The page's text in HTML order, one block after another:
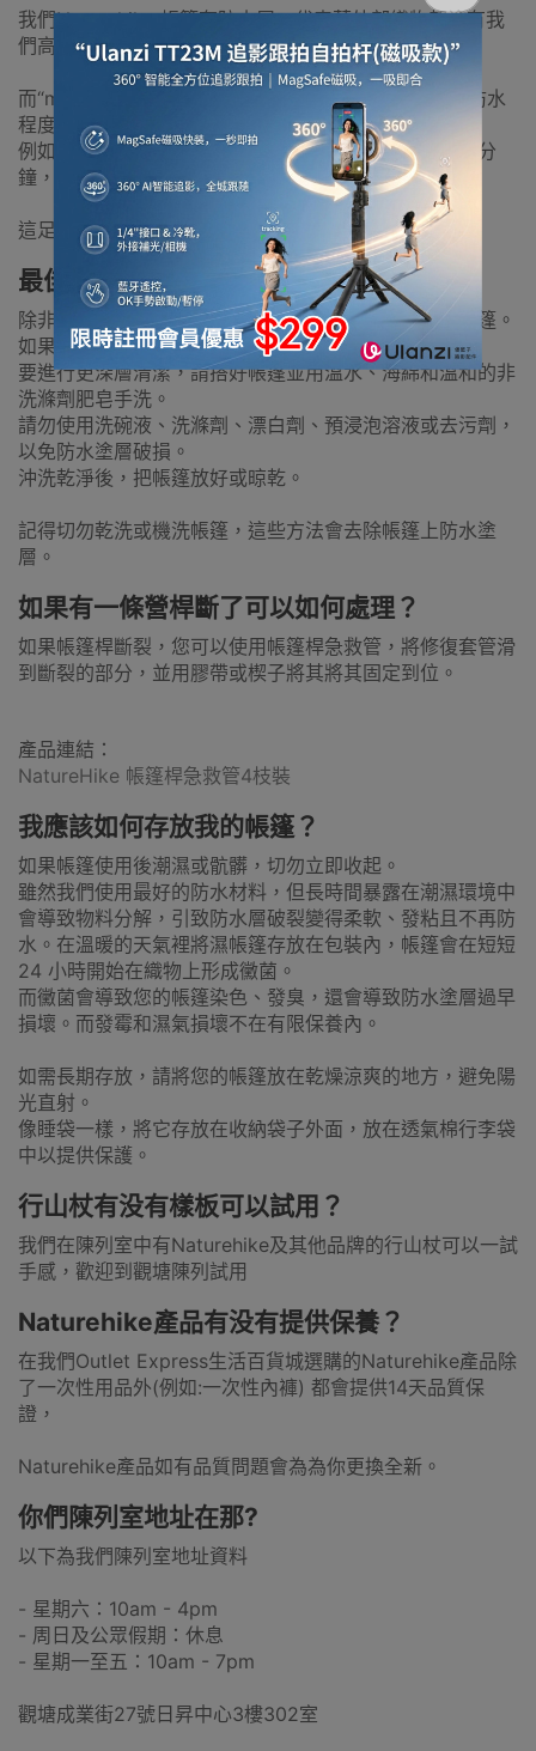
我們Naturehike 帳篷有防水層，代表著外部織物都塗有我
們高品質聚氨酯防水塗層，並且接縫都一樣是防水的。
而“mm”指的是毫米，並與一個數字配對，以表示塗層防水
程度測量值。
例如，1500mm塗層可以承受 1500 毫米的水柱超過一分
鐘，然後有機會有一滴水會穿過織物。
這足以防止雨水在大高中滲入帳篷內。
最佳清潔帳篷的方法是什麼？
除非有難聞的氣味或被嚴重污染，否則無需特別清潔帳篷。
如果嚴重污染，可以用水喉沖走大部分污垢。
要進行更深層清潔，請搭好帳篷並用溫水、海綿和溫和的非
洗滌劑肥皂手洗。
請勿使用洗碗液、洗滌劑、漂白劑、預浸泡溶液或去污劑，
以免防水塗層破損。
沖洗乾淨後，把帳篷放好或晾乾。
記得切勿乾洗或機洗帳篷，這些方法會去除帳篷上防水塗
層。
如果有一條營桿斷了可以如何處理？
如果帳篷桿斷裂，您可以使用帳篷桿急救管，將修復套管滑
到斷裂的部分，並用膠帶或楔子將其將其固定到位。
產品連結：
NatureHike 帳篷桿急救管4枝裝
我應該如何存放我的帳篷？
如果帳篷使用後潮濕或骯髒，切勿立即收起。
雖然我們使用最好的防水材料，但長時間暴露在潮濕環境中
會導致物料分解，引致防水層破裂變得柔軟、發粘且不再防
水。在溫暖的天氣裡將濕帳篷存放在包裝內，帳篷會在短短
24 小時開始在織物上形成黴菌。
而黴菌會導致您的帳篷染色、發臭，還會導致防水塗層過早
損壞。而發霉和濕氣損壞不在有限保養內。
如需長期存放，請將您的帳篷放在乾燥涼爽的地方，避免陽
光直射。
像睡袋一樣，將它存放在收納袋子外面，放在透氣棉行李袋
中以提供保護。
行山杖有没有樣板可以試用？
我們在陳列室中有Naturehike及其他品牌的行山杖可以一試
手感，歡迎到觀塘陳列試用
Naturehike產品有没有提供保養？
在我們Outlet Express生活百貨城選購的Naturehike產品除
了一次性用品外(例如:一次性內褲) 都會提供14天品質保
證，
Naturehike產品如有品質問題會為為你更換全新。
你們陳列室地址在那?
以下為我們陳列室地址資料
- 星期六：10am - 4pm
- 周日及公眾假期：休息
- 星期一至五：10am - 7pm
觀塘成業街27號日昇中心3樓302室